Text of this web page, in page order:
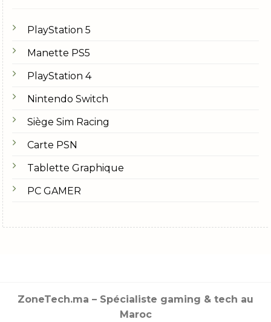
PlayStation 5
Manette PS5
PlayStation 4
Nintendo Switch
Siège Sim Racing
Carte PSN
Tablette Graphique
PC GAMER
ZoneTech.ma – Spécialiste gaming & tech au
Maroc